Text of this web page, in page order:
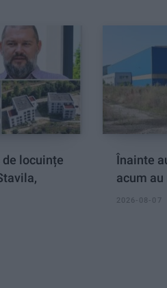
locuințe
Înainte
acum
2026-08-07